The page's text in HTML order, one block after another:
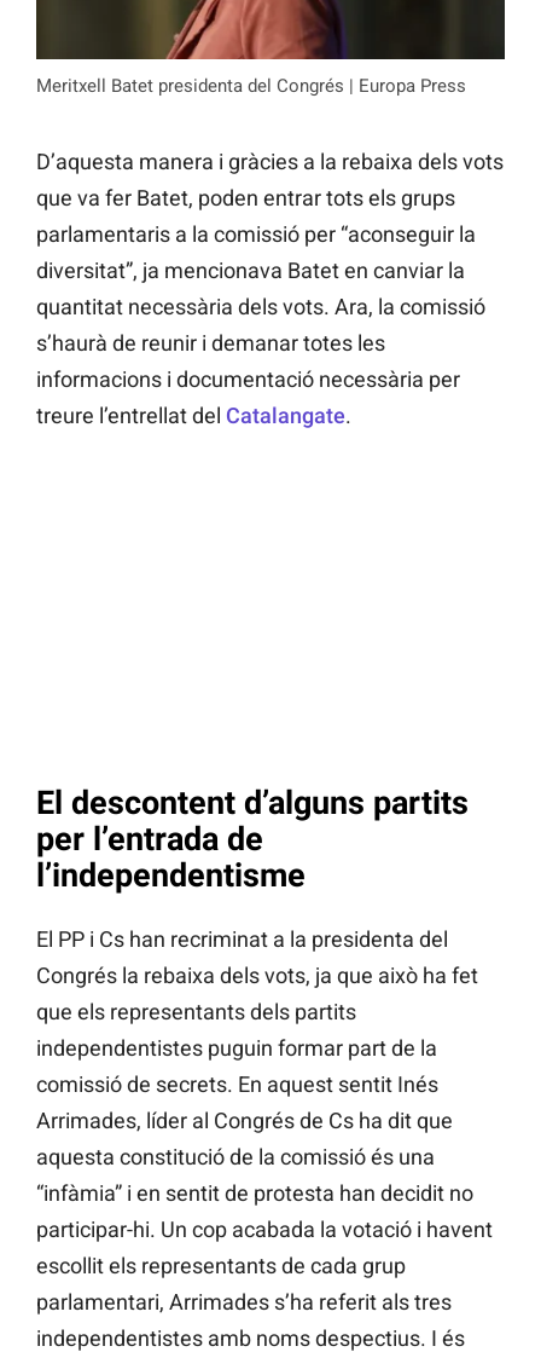
Meritxell Batet presidenta del Congrés | Europa Press
D’aquesta manera i gràcies a la rebaixa dels vots
que va fer Batet, poden entrar tots els grups
parlamentaris a la comissió per “aconseguir la
diversitat”, ja mencionava Batet en canviar la
quantitat necessària dels vots. Ara, la comissió
s’haurà de reunir i demanar totes les
informacions i documentació necessària per
treure l’entrellat del Catalangate.
El descontent d’alguns partits
per l’entrada de
l’independentisme
El PP i Cs han recriminat a la presidenta del
Congrés la rebaixa dels vots, ja que això ha fet
que els representants dels partits
independentistes puguin formar part de la
comissió de secrets. En aquest sentit Inés
Arrimades, líder al Congrés de Cs ha dit que
aquesta constitució de la comissió és una
“infàmia” i en sentit de protesta han decidit no
participar-hi. Un cop acabada la votació i havent
escollit els representants de cada grup
parlamentari, Arrimades s’ha referit als tres
independentistes amb noms despectius. I és